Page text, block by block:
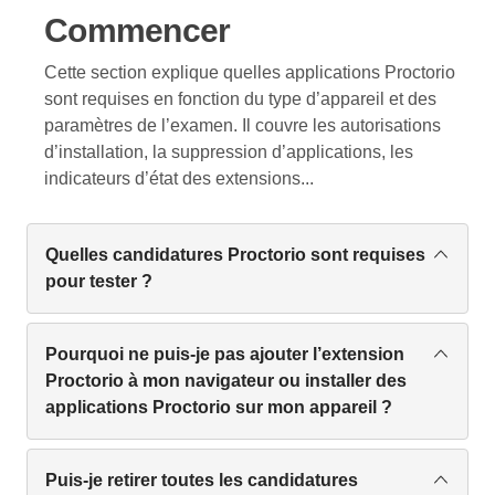
Application Compagnon Sécurisée Proctorio
technique, elle peut accorder un accès temporaire
au personnel de Proctorio pour le dépannage. Cet
accès est révoqué une fois le problème résolu.
Confidentialité et sécurité des données
confidentialité et de la sécurité des données
de signer un accord de confidentialité (NDA) avant
d’accéder à certains documents sensibles.
Confidentialité et sécurité des données
Commencer
Cette section explique quelles applications Proctorio
sont requises en fonction du type d’appareil et des
paramètres de l’examen. Il couvre les autorisations
d’installation, la suppression d’applications, les
indicateurs d’état des extensions...
Quelles candidatures Proctorio sont requises
pour tester ?
Il se peut que vous deviez utiliser une ou plusieurs
applications Proctorio pour passer votre examen ;
Les applications requises dépendront de votre
appareil et des paramètres de l’examen. Pour les
navigateur compatible ; il se peut également que
Pourquoi ne puis-je pas ajouter l’extension
Proctorio à mon navigateur ou installer des
applications Proctorio sur mon appareil ?
Si vous utilisez un appareil géré fourni par votre
institution ou organisation, il se peut que vous ne
Puis-je retirer toutes les candidatures